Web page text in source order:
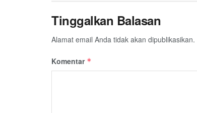
Tinggalkan Balasan
Alamat email Anda tidak akan dipublikasikan.
Komentar *